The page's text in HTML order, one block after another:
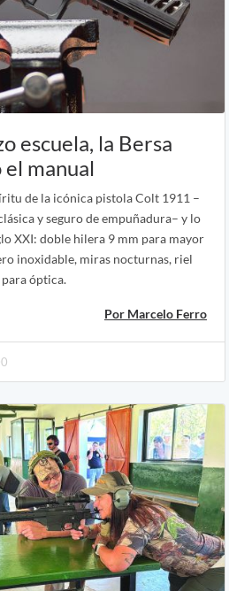
escuela, la Bersa
manual
de la icónica pistola Colt 1911 –
y seguro de empuñadura– y lo
XXI: doble hilera 9 mm para mayor
inoxidable, miras nocturnas, riel
óptica.
Por Marcelo Ferro